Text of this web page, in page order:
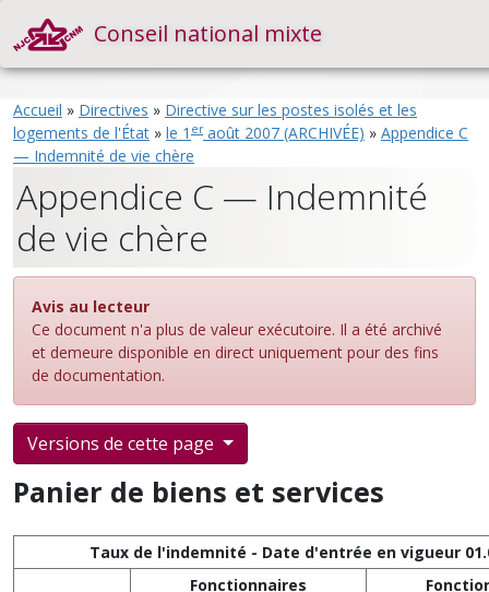
Conseil national mixte
Accueil » Directives » Directive sur les postes isolés et les
logements de l'État » le 1 eraoût 2007 (ARCHIVÉE) » Appendice C
— Indemnité de vie chère
Appendice C — Indemnité
de vie chère
Avis au lecteur
Ce document n'a plus de valeur exécutoire. Il a été archivé
et demeure disponible en direct uniquement pour des fins
de documentation.
Versions de cette page
Panier de biens et services
Taux de l'indemnité - Date d'entrée en vigueur
Fonctionnaires